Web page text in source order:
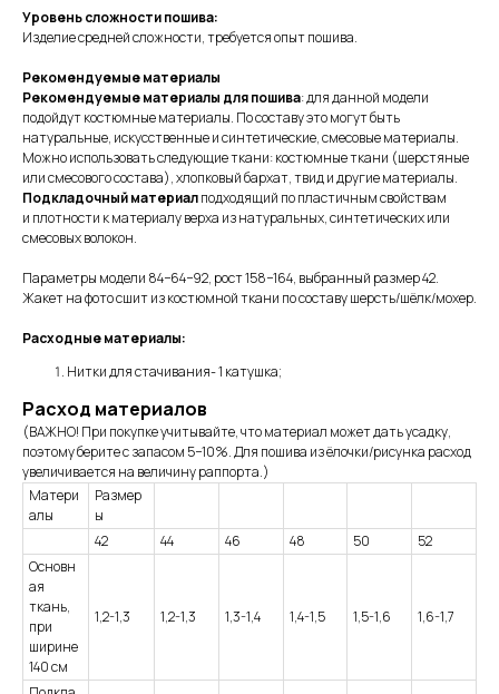
Уровень сложности пошива:
Изделие средней сложности, требуется опыт пошива.
Рекомендуемые материалы
Рекомендуемые материалы для пошива: для данной модели
подойдут костюмные материалы. По составу это могут быть
натуральные, искусственные и синтетические, смесовые материалы.
Можно использовать следующие ткани: костюмные ткани (шерстяные
или смесового состава), хлопковый бархат, твид и другие материалы.
Подкладочный материалподходящий по пластичным свойствам
и плотности к материалу верха из натуральных, синтетических или
смесовых волокон.
Параметры модели 84−64−92, рост 158−164, выбранный размер 42.
Жакет на фото сшит из костюмной ткани по составу шерсть/шёлк/мохер.
Расходные материалы:
Нитки для стачивания- 1 катушка;
Расход материалов
(ВАЖНО! При покупке учитывайте, что материал может дать усадку,
поэтому берите с запасом 5−10%. Для пошива из ёлочки/рисунка расход
увеличивается на величину раппорта.)
Матери
алы
Размер
ы
42
44 46 48 50
52
Основн
ая
ткань,
при
ширине
140 см
1,2-1,3 1,2-1,3 1,3-1,4 1,4-1,5 1,5-1,6 1,6-1,7